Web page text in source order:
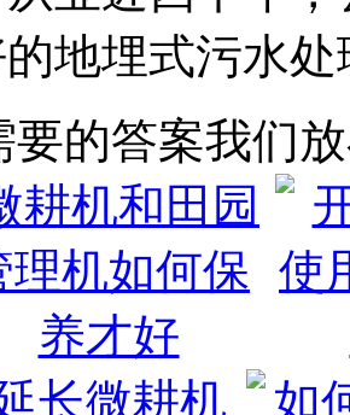
的地埋式污水处
要的答案我们